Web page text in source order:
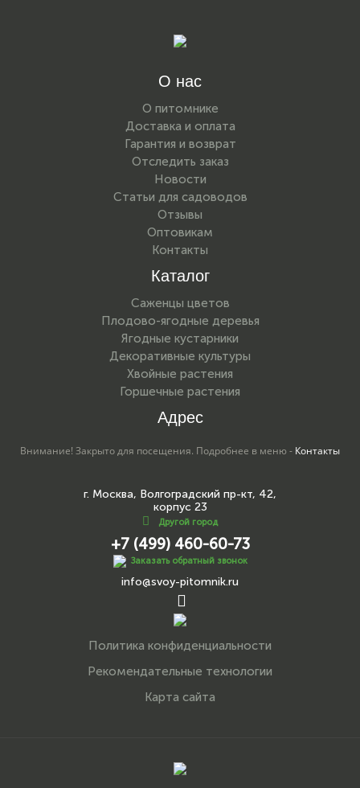
О нас
О питомнике
Доставка и оплата
Гарантия и возврат
Отследить заказ
Новости
Статьи для садоводов
Отзывы
Оптовикам
Контакты
Каталог
Саженцы цветов
Плодово-ягодные деревья
Ягодные кустарники
Декоративные культуры
Хвойные растения
Горшечные растения
Адрес
Внимание! Закрыто для посещения. Подробнее в меню - Контакты
г. Москва, Волгоградский пр-кт, 42,
корпус 23
Другой город
+7 (499) 460-60-73
Заказать обратный звонок
info@svoy-pitomnik.ru
Политика конфиденциальности
Рекомендательные технологии
Карта сайта